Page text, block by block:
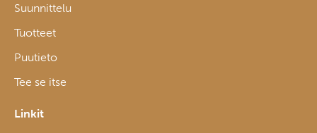
Suunnittelu
Tuotteet
Puutieto
Tee se itse
Linkit